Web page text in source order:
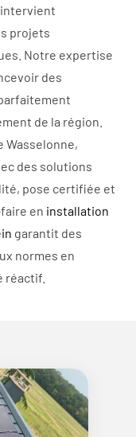
intervient
projets
Notre expertise
des
de la région.
Wasselonne,
des solutions
pose certifiée et
en installation
garantit des
normes en
réactif.